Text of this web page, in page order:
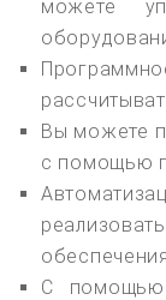
можете
Вы можете
с помощью
С помощью